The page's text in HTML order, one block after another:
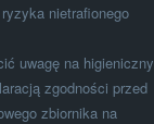
nietrafionego
uwagę na higieniczny
zgodności przed
zbiornika na